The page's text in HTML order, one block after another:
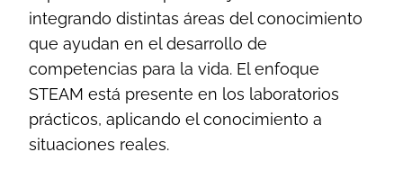
integrando distintas áreas del conocimiento
que ayudan en el desarrollo de
competencias para la vida. El enfoque
STEAM está presente en los laboratorios
prácticos, aplicando el conocimiento a
situaciones reales.